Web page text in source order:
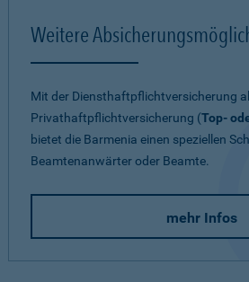
Weitere
Mit der Diensthaftpflichtversicherung
Privathaftpflichtversicherung (Top-
bietet die Barmenia einen speziellen
Beamtenanwärter oder Beamte.
mehr Infos